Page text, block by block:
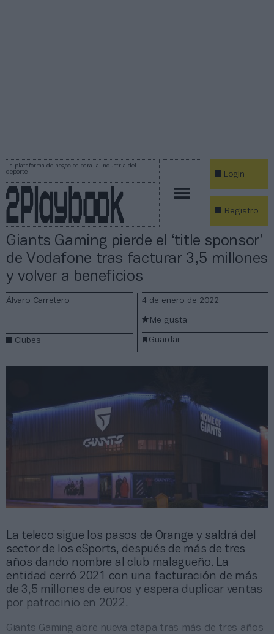
La plataforma de negocios para la industria del
deporte
Login
Registro
Giants Gaming pierde el ‘title sponsor’
de Vodafone tras facturar 3,5 millones
y volver a beneficios
La teleco sigue los pasos de Orange y saldrá del
sector de los eSports, después de más de tres
años dando nombre al club malagueño. La
entidad cerró 2021 con una facturación de más
de 3,5 millones de euros y espera duplicar ventas
por patrocinio en 2022.
Álvaro Carretero
Clubes
4 de enero de 2022
Guardar
Me gusta
Giants Gaming abre nueva etapa tras más de tres años